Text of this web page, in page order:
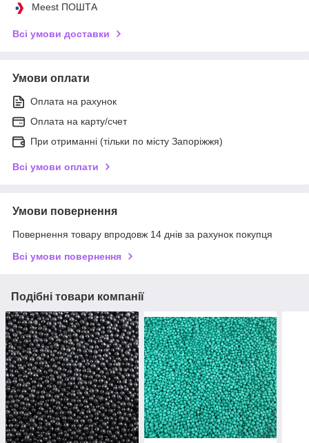
Meest ПОШТА
Всі умови доставки
Умови оплати
Оплата на рахунок
Оплата на карту/счет
При отриманні (тільки по місту Запоріжжя)
Всі умови оплати
Умови повернення
Повернення товару впродовж 14 днів за рахунок покупця
Всі умови повернення
Подібні товари компанії